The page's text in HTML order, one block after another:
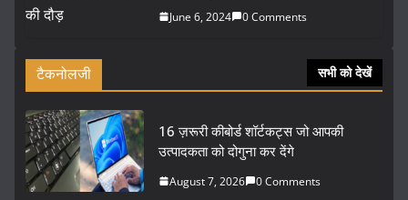
June 6, 2024 0 Comments
टैकनोलजी सभी को देखें
16 ज़रूरी कीबोर्ड शॉर्टकट्स जो आपकी
उत्पादकता को दोगुना कर देंगे
August 7, 2026 0 Comments